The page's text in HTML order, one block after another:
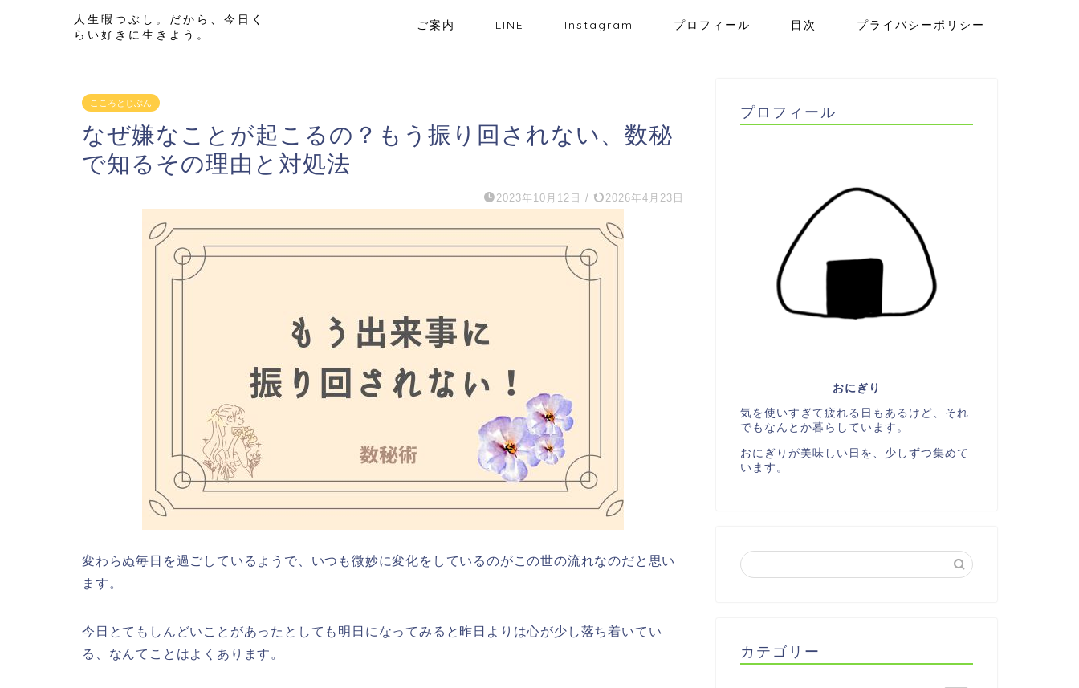
人生暇つぶし。だから、今日く
らい好きに生きよう。
ご案内 LINE Instagram プロフィール 目次 プライバシーポリシー
こころとじぶん
なぜ嫌なことが起こるの？もう振り回されない、数秘
で知るその理由と対処法
2023年10月12日 / 2026年4月23日
変わらぬ毎日を過ごしているようで、いつも微妙に変化をしているのがこの世の流れなのだと思い
ます。
今日とてもしんどいことがあったとしても明日になってみると昨日よりは心が少し落ち着いてい
る、なんてことはよくあります。
プロフィール
おにぎり
気を使いすぎて疲れる日もあるけど、それ
でもなんとか暮らしています。
おにぎりが美味しい日を、少しずつ集めて
います。
カテゴリー